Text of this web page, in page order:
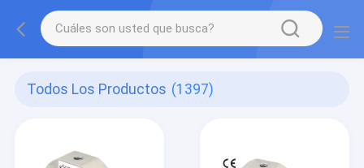
Todos Los Productos (1397)